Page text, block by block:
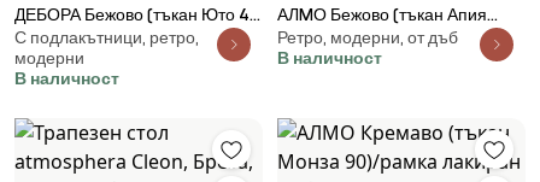
ДЕБОРА Бежово (тъкан Юто 4)/
рамка лакиран дъб - ДЪРВЕН
СТОЛ ЗА ДНЕВНА,
ТРАПЕЗАРИЯ, ОФИС, РЕТРО
С подлакътници, ретро,
модерни
В наличност
АЛMО Бежово (тъкан Апия
453)/рамка лакиран дъб -
ДЪРВЕН СТОЛ ЗА ДНЕВНА,
Ретро, модерни, от дъб
В наличност